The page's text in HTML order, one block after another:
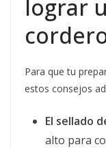
lograr
Para que tu
estos consejos
El sellado
alto para